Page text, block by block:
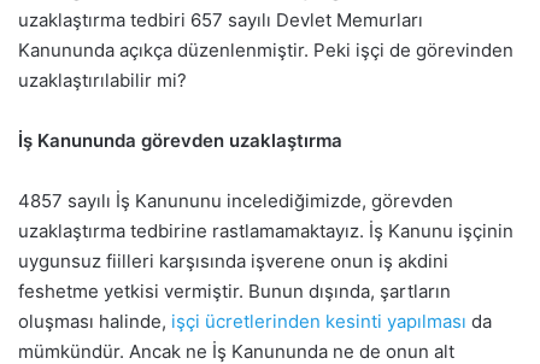
uzaklaştırma tedbiri 657 sayılı Devlet Memurları
Kanununda açıkça düzenlenmiştir. Peki işçi de görevinden
uzaklaştırılabilir mi?
İş Kanununda görevden uzaklaştırma
4857 sayılı İş Kanununu incelediğimizde, görevden
uzaklaştırma tedbirine rastlamamaktayız. İş Kanunu işçinin
uygunsuz fiilleri karşısında işverene onun iş akdini
feshetme yetkisi vermiştir. Bunun dışında, şartların
oluşması halinde, işçi ücretlerinden kesinti yapılması da
mümkündür. Ancak ne İş Kanununda ne de onun alt